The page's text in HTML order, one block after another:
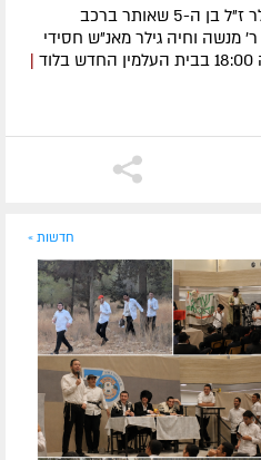
הלווייתו של הילד בצלאל דוד גילר ז"ל בן ה-5 שאותר ברכב
מנשה וחיה גילר מאנ"ש חסידי
|
חדשות »